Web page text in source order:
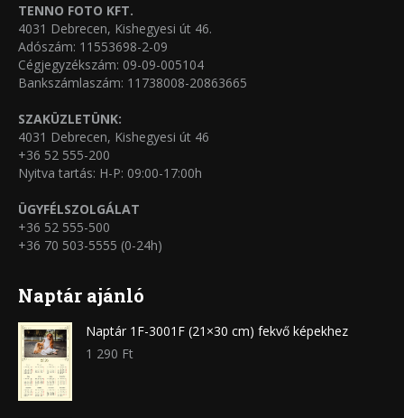
TENNO FOTO KFT.
4031 Debrecen, Kishegyesi út 46.
Adószám: 11553698-2-09
Cégjegyzékszám: 09-09-005104
Bankszámlaszám: 11738008-20863665
SZAKÜZLETÜNK:
4031 Debrecen, Kishegyesi út 46
+36 52 555-200
Nyitva tartás: H-P: 09:00-17:00h
ÜGYFÉLSZOLGÁLAT
+36 52 555-500
+36 70 503-5555 (0-24h)
Naptár ajánló
Naptár 1F-3001F (21×30 cm) fekvő képekhez
1 290 Ft